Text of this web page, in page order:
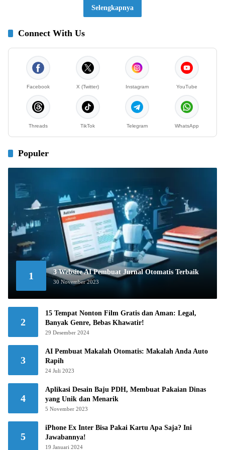
Selengkapnya
Connect With Us
Facebook X (Twitter) Instagram YouTube
Threads TikTok Telegram WhatsApp
Populer
1 3 Website AI Pembuat Jurnal Otomatis Terbaik
30 November 2023
2
15 Tempat Nonton Film Gratis dan Aman: Legal,
Banyak Genre, Bebas Khawatir!
29 Desember 2024
3
AI Pembuat Makalah Otomatis: Makalah Anda Auto
Rapih
24 Juli 2023
4
Aplikasi Desain Baju PDH, Membuat Pakaian Dinas
yang Unik dan Menarik
5 November 2023
5
iPhone Ex Inter Bisa Pakai Kartu Apa Saja? Ini
Jawabannya!
19 Januari 2024